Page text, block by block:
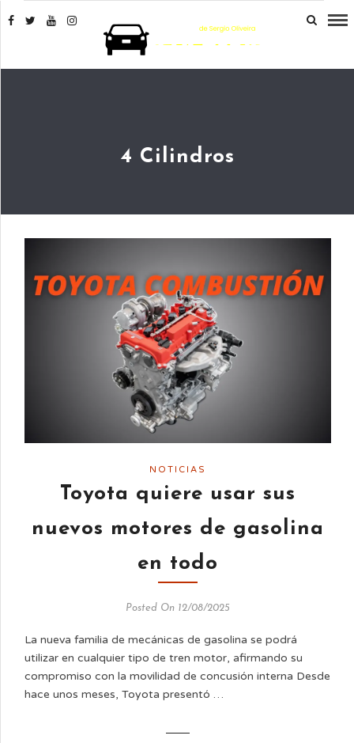
4 Cilindros
NOTICIAS
Toyota quiere usar sus
nuevos motores de gasolina
en todo
Posted On 12/08/2025
La nueva familia de mecánicas de gasolina se podrá
utilizar en cualquier tipo de tren motor, afirmando su
compromiso con la movilidad de concusión interna Desde
hace unos meses, Toyota presentó …